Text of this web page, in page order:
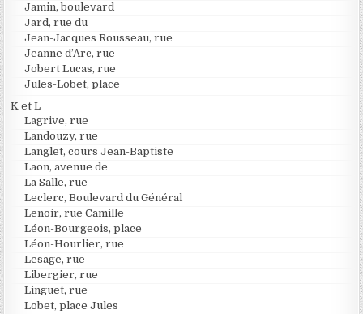
Jamin, boulevard
Jard, rue du
Jean-Jacques Rousseau, rue
Jeanne d’Arc, rue
Jobert Lucas, rue
Jules-Lobet, place
K et L
Lagrive, rue
Landouzy, rue
Langlet, cours Jean-Baptiste
Laon, avenue de
La Salle, rue
Leclerc, Boulevard du Général
Lenoir, rue Camille
Léon-Bourgeois, place
Léon-Hourlier, rue
Lesage, rue
Libergier, rue
Linguet, rue
Lobet, place Jules